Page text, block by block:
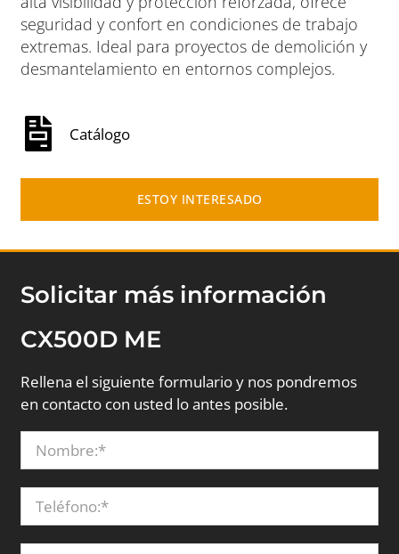
seguridad y confort en condiciones de trabajo
extremas. Ideal para proyectos de demolición y
desmantelamiento en entornos complejos.
Catálogo
ESTOY INTERESADO
Solicitar más información
CX500D ME
Rellena el siguiente formulario y nos pondremos
en contacto con usted lo antes posible.